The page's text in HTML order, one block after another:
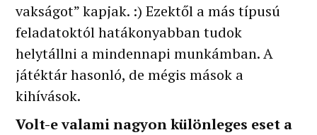
vakságot” kapjak. :) Ezektől a más típusú
feladatoktól hatákonyabban tudok
helytállni a mindennapi munkámban. A
játéktár hasonló, de mégis mások a
kihívások.
Volt-e valami nagyon különleges eset a